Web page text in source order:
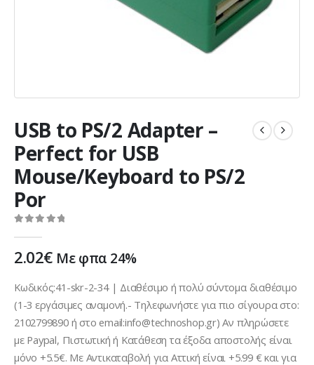
USB to PS/2 Adapter –
Perfect for USB
Mouse/Keyboard to PS/2
Por
2.02€ Με φπα 24%
Κωδικός:41-skr-2-34 | Διαθέσιμο ή πολύ σύντομα διαθέσιμο
(1-3 εργάσιμες αναμονή.- Τηλεφωνήστε για πιο σίγουρα στο:
2102799890 ή στο email:info@technoshop.gr) Αν πληρώσετε
με Paypal, Πιστωτική ή Κατάθεση τα έξοδα αποστολής είναι
μόνο +5.5€. Με Αντικαταβολή για Αττική είναι +5.99 € και για